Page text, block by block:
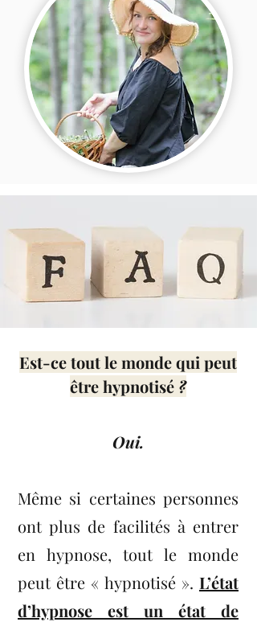
Est-ce tout le monde qui peut
être hypnotisé ?
Oui.
Même si certaines personnes
ont plus de facilités à entrer
en hypnose, tout le monde
peut être « hypnotisé ». L’état
d’hypnose est un état de